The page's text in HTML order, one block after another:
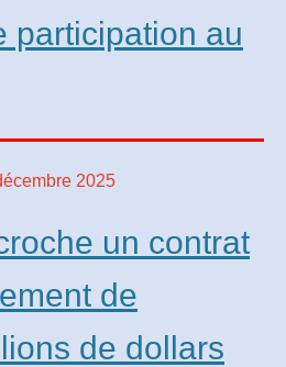
participation au
2025
un contrat
de
de dollars